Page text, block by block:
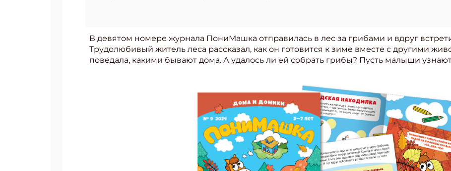
В девятом номере журнала ПониМашка отправилась в лес за грибами и вдруг
Трудолюбивый житель леса рассказал, как он готовится к зиме вместе с другими
поведала, какими бывают дома. А удалось ли ей собрать грибы? Пусть малыши